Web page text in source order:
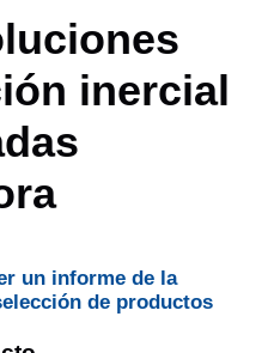
inercial
un informe de la
de productos